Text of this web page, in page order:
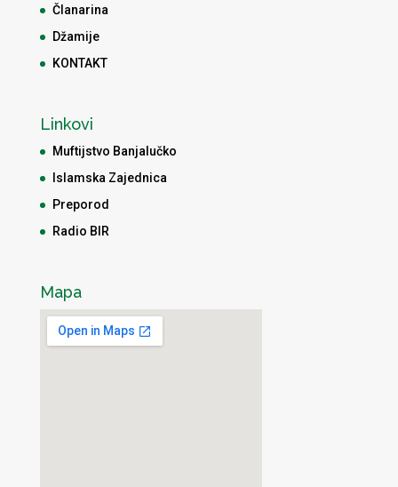
Članarina
Džamije
KONTAKT
Linkovi
Muftijstvo Banjalučko
Islamska Zajednica
Preporod
Radio BIR
Mapa